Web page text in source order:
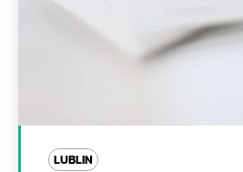
LUBLIN